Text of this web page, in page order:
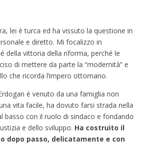
lei è turca ed ha vissuto la questione in
e diretto. Mi focalizzo in
della vittoria della riforma, perché le
di mettere da parte la “modernità” e
che ricorda l’impero ottomano.
è venuto da una famiglia non
vita facile, ha dovuto farsi strada nella
basso con il ruolo di sindaco e fondando
e dello sviluppo. Ha costruito il
dopo passo, delicatamente e con